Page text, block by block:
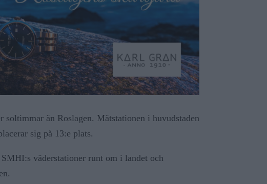
än Roslagen. Mätstationen i huvudstaden
sig på 13:e plats.
väderstationer runt om i landet och